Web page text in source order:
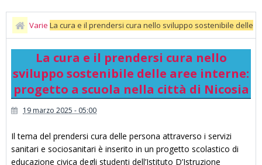
Varie La cura e il prendersi cura nello sviluppo sostenibile delle
aree interne: progetto a scuola nella città di Nicosia
La cura e il prendersi cura nello
sviluppo sostenibile delle aree interne:
progetto a scuola nella città di Nicosia
19 marzo 2025 - 05:00
Il tema del prendersi cura delle persona attraverso i servizi
sanitari e sociosanitari è inserito in un progetto scolastico di
educazione civica degli studenti dell’Istituto D’Istruzione